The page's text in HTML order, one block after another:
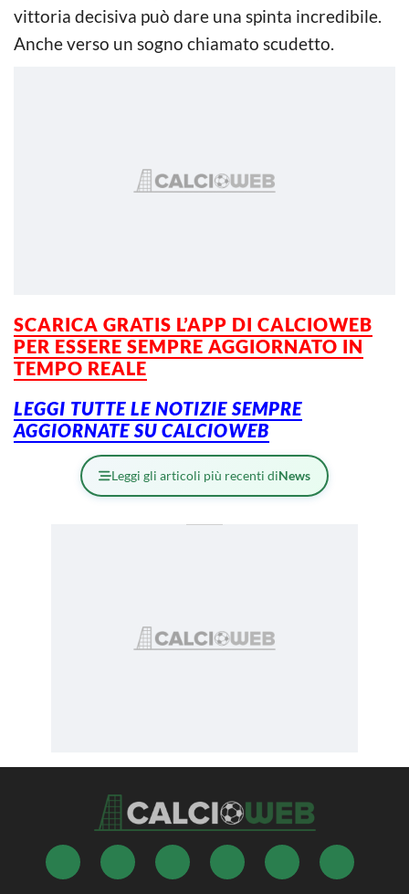
vittoria decisiva può dare una spinta incredibile.
Anche verso un sogno chiamato scudetto.
SCARICA GRATIS L’APP DI CALCIOWEB
PER ESSERE SEMPRE AGGIORNATO IN
TEMPO REALE
LEGGI TUTTE LE NOTIZIE SEMPRE
AGGIORNATE SU CALCIOWEB
Leggi gli articoli più recenti diNews